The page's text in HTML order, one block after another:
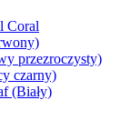
Coral
przezroczysty)
czarny)
(Biały)